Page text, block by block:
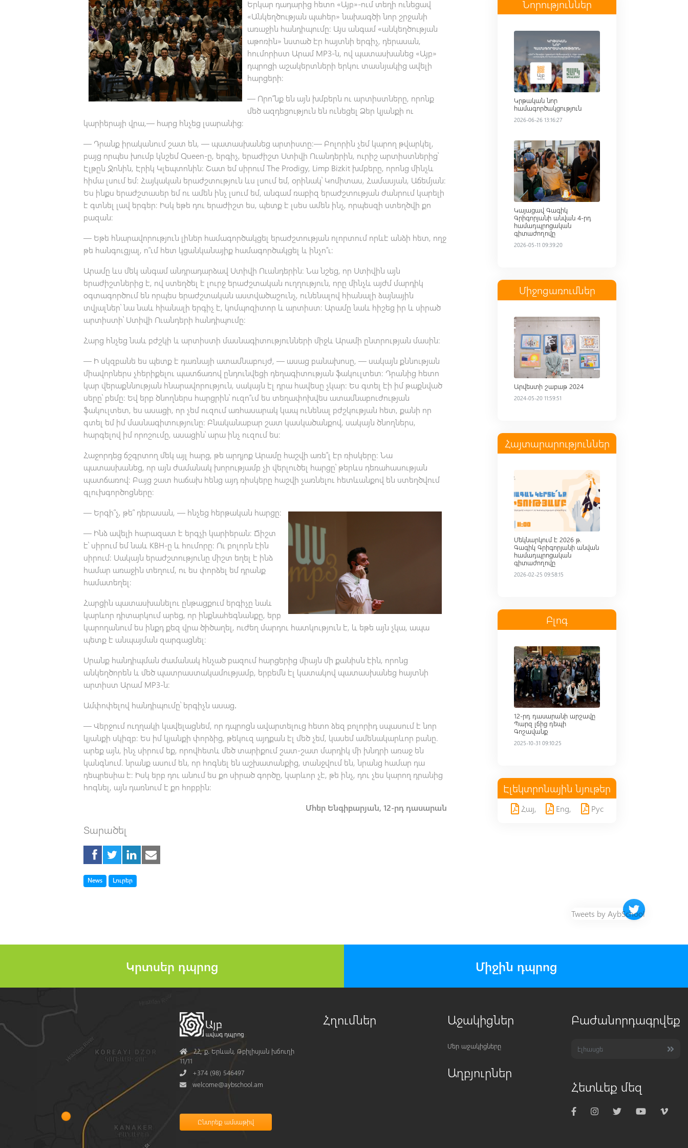
Երկար դադարից հետո «Այբ»-ում տեղի ունեցավ
«Անկեղծության պահեր» նախագծի նոր շրջանի
առաջին հանդիպումը։ Այս անգամ «անկեղծության
աթոռին» նստած էր հայտնի երգիչ, դերասան,
հումորիստ Արամ MP3-ն, ով պատասխանեց «Այբ»
դպրոցի աշակերտների երկու տասնյակից ավելի
հարցերի։
— Որո՞նք են այն խմբերն ու արտիստները, որոնք
մեծ ազդեցություն են ունեցել Ձեր կյանքի ու
կարիերայի վրա,— հարց հնչեց լսարանից։
— Դրանք իրականում շատ են, — պատասխանեց արտիստը։— Բոլորին չեմ կարող թվարկել,
բայց որպես խումբ կնշեմ Queen-ը, երգիչ, երաժիշտ Ստիվի Ուանդերին, ուրիշ արտիստներից՝
Էլթըն Ջոնին, Էրիկ Կլեպտոնին։ Շատ եմ սիրում The Prodigy, Limp Bizkit խմբերը, որոնց մինչև
հիմա լսում եմ։ Հայկական երաժշտություն ևս լսում եմ, օրինակ՝ Կոմիտաս, Համասյան, Աճեմյան։
Ես ինքս երաժշտասեր եմ ու ամեն ինչ լսում եմ, անգամ ռաբիզ երաժշտության ժանրում կարելի
է գտնել լավ երգեր։ Իսկ եթե դու երաժիշտ ես, պետք է լսես ամեն ինչ, որպեսզի ստեղծվի քո
բազան։
— Եթե հնարավորություն լիներ համագործակցել երաժշտության ոլորտում որևէ անձի հետ, ողջ
թե հանգուցյալ, ո՞ւմ հետ կցանկանայիք համագործակցել և ինչո՞ւ։
Արամը ևս մեկ անգամ անդրադարձավ Ստիվի Ուանդերին։ Նա նշեց, որ Ստիվին այն
երաժիշտներից է, ով ստեղծել է լուրջ երաժշտական ուղղություն, որը մինչև այժմ մարդիկ
օգտագործում են որպես երաժշտական աստվածաշունչ, ունենալով հիանալի ձայնային
տվյալներ՝ նա նաև հիանալի երգիչ է, կոմպոզիտոր և արտիստ։ Արամը նաև հիշեց իր և սիրած
արտիստի՝ Ստիվի Ուանդերի հանդիպումը։
Հարց հնչեց նաև բժշկի և արտիստի մասնագիտությունների միջև Արամի ընտրության մասին։
— Ի սկզբանե ես պետք է դառնայի ատամնաբույժ, — ասաց բանախոսը, — սակայն քննության
միավորներս չհերիքելու պատճառով ընդունվեցի դեղագիտության ֆակուլտետ։ Դրանից հետո
կար վերաքննության հնարավորություն, սակայն էլ դրա հավեսը չկար։ Ես գտել էի իմ թաքնված
սերը՝ բեմը։ Եվ երբ ծնողներս հարցրին՝ ուզո՞ւմ ես տեղափոխվես ատամնաբուժության
ֆակուլտետ, ես ասացի, որ չեմ ուզում առհասարակ կապ ունենալ բժշկության հետ, քանի որ
գտել եմ իմ մասնագիտությունը։ Բնականաբար շատ կասկածանքով, սակայն ծնողներս,
հարգելով իմ որոշումը, ասացին՝ արա ինչ ուզում ես։
Հաջորդեց ճշգրտող մեկ այլ հարց, թե արդյոք Արամը հաշվի առե՞լ էր ռիսկերը։ Նա
պատասխանեց, որ այն ժամանակ խորությամբ չի վերլուծել հարցը՝ թերևս դեռահասության
պատճառով։ Բայց շատ հաճախ հենց այդ ռիսկերը հաշվի չառնելու հետևանքով են ստեղծվում
գլուխգործոցները։
— Երգի՞չ, թե՞ դերասան, — հնչեց հերթական հարցը։
— Ինձ ավելի հարազատ է երգչի կարիերան։ Ճիշտ
է՝ սիրում եմ նաև КВН-ը և հումորը։ Ու բոլորն էին
սիրում։ Սակայն երաժշտությունը միշտ եղել է ինձ
համար առաջին տեղում, ու ես փորձել եմ դրանք
համատեղել։
Հարցին պատասխանելու ընթացքում երգիչը նաև
կարևոր դիտարկում արեց, որ ինքնահեգնանքը, երբ
կարողանում ես ինքդ քեզ վրա ծիծաղել, ուժեղ մարդու հատկություն է, և եթե այն չկա, ապա
պետք է անպայման զարգացնել։
Սրանք հանդիպման ժամանակ հնչած բազում հարցերից միայն մի քանիսն էին, որոնց
անկեղծորեն և մեծ պատրաստակամությամբ, երբեմն էլ կատակով պատասխանեց հայտնի
արտիստ Արամ MP3-ն։
Ամփոփելով հանդիպումը՝ երգիչն ասաց․
— Վերջում ուղղակի կավելացնեմ, որ դպրոցն ավարտելուց հետո ձեզ բոլորիդ սպասում է նոր
կյանքի սկիզբ։ Ես իմ կյանքի փորձից, թեկուզ այդքան էլ մեծ չեմ, կասեմ ամենակարևոր բանը.
արեք այն, ինչ սիրում եք, որովհետև մեծ տարիքում շատ-շատ մարդիկ մի խնդրի առաջ են
կանգնում. նրանք ասում են, որ հոգնել են աշխատանքից, տանջվում են, նրանց համար դա
դեպրեսիա է։ Իսկ երբ դու անում ես քո սիրած գործը, կարևոր չէ, թե ինչ, դու չես կարող դրանից
հոգնել, այն դառնում է քո հոբբին։
Մհեր Ենգիբարյան, 12-րդ դասարան
Տարածել
TagNews TagԼուրեր
Նորություններ
Կրթական նոր
համագործակցություն
2026-06-26 13:16:27
Read more
Կայացավ Գագիկ
Գրիգորյանի անվան 4-րդ
համադպրոցական
գիտաժողովը
2026-05-11 09:39:20
Միջոցառումներ
Read more
Արվեստի շաբաթ 2024
2024-05-20 11:59:51
Հայտարարություններ
Read more
Մեկնարկում է 2026 թ.
Գագիկ Գրիգորյանի անվան
համադպրոցական
գիտաժողովը
2026-02-25 09:58:15
Բլոգ
Read more
12-րդ դասարանի արշավը
Պարզ լճից դեպի
Գոշավանք
2025-10-31 09:10:25
Էլեկտրոնային նյութեր
Հայ, Eng, Рус
Twitter timeline
Tweets by AybSchool
Կրտսեր դպրոց Միջին դպրոց
AddressՀՀ, ք․ Երևան, Թբիլիսյան խճուղի
11/11
Phone+374 (98) 546497
Mail
welcome@aybschool.am
Հղումներ Աջակիցներ
Մեր աջակիցները
Աղբյուրներ
Բաժանորդագրվեք
Հետևեք մեզ